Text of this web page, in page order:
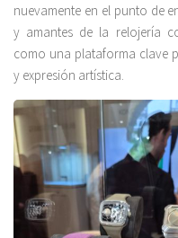
nuevamente en el punto de
y amantes de la relojería
como una plataforma clave
y expresión artística.